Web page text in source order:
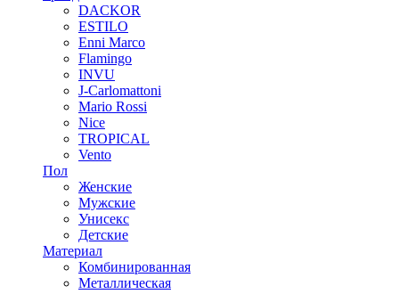
DACKOR
ESTILO
Enni Marco
Flamingo
INVU
J-Carlomattoni
Mario Rossi
Nice
TROPICAL
Vento
Пол
Женские
Мужские
Унисекс
Детские
Материал
Комбинированная
Металлическая